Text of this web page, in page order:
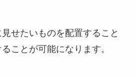
せたいものを配置すること
ことが可能になります。